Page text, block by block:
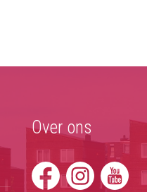
Over ons